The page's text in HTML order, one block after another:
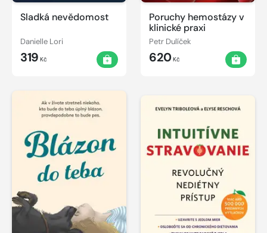
Sladká nevědomost
Danielle Lori
319 Kč
Poruchy hemostázy v
klinické praxi
Petr Dulíček
620Kč